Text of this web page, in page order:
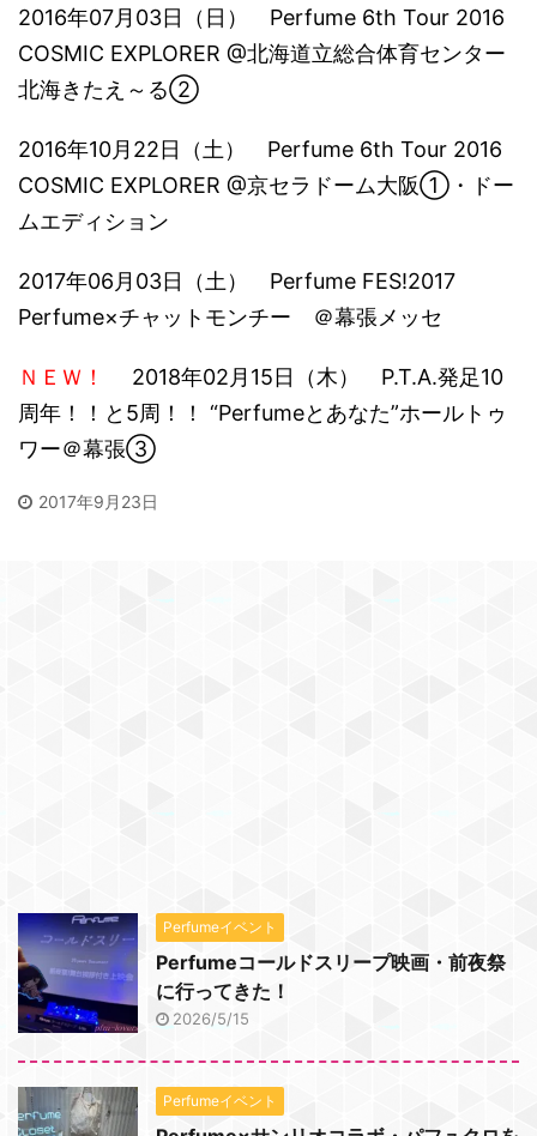
2016年07月03日（日） Perfume 6th Tour 2016
COSMIC EXPLORER @北海道立総合体育センター
北海きたえ～る②
2016年10月22日（土） Perfume 6th Tour 2016
COSMIC EXPLORER @京セラドーム大阪①・ドー
ムエディション
2017年06月03日（土） Perfume FES!2017
Perfume×チャットモンチー ＠幕張メッセ
ＮＥＷ！
2018年02月15日（木） P.T.A.発足10
周年！！と5周！！ “Perfumeとあなた”ホールトゥ
ワー＠幕張③
2017年9月23日
Perfumeイベント
Perfumeコールドスリープ映画・前夜祭
に行ってきた！
2026/5/15
Perfumeイベント